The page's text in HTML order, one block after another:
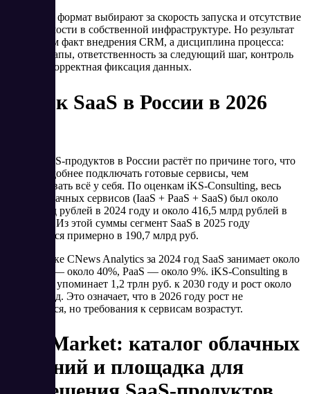
Облачный формат выбирают за скорость запуска и отсутствие
необходимости в собственной инфраструктуре. Но результат
даёт не сам факт внедрения CRM, а дисциплина процесса:
единые этапы, ответственность за следующий шаг, контроль
сроков и корректная фиксация данных.
Рынок SaaS в России в 2026
Рынок SaaS-продуктов в России растёт по причине того, что
бизнесу удобнее подключать готовые сервисы, чем
разворачивать всё у себя. По оценкам iKS-Consulting, весь
рынок облачных сервисов (IaaS + PaaS + SaaS) был около
322,3 млрд рублей в 2024 году и около 416,5 млрд рублей в
2025 году. Из этой суммы сегмент SaaS в 2025 году
оценивается примерно в 190,7 млрд руб.
А по оценке CNews Analytics за 2024 год SaaS занимает около
51%, IaaS — около 40%, PaaS — около 9%. iKS-Consulting в
прогнозах упоминает 1,2 трлн руб. к 2030 году и рост около
24,4% в год. Это означает, что в 2026 году рост не
остановится, но требования к сервисам возрастут.
SaaSMarket: каталог облачных
решений и площадка для